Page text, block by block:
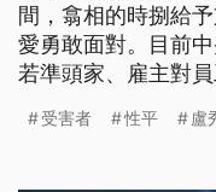
間，翕相的時捌給
愛勇敢面對。目前
若準頭家、雇主對
（這條新聞標題、
受害者 性平 盧